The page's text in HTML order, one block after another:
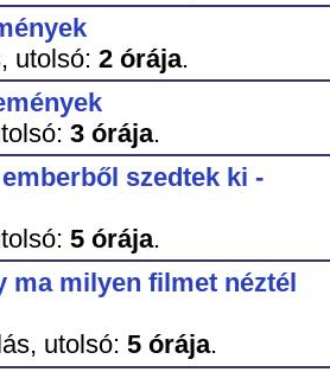
utolsó: 2 órája.
3 órája.
szedtek ki -
5 órája.
ma milyen filmet néztél
utolsó: 5 órája.